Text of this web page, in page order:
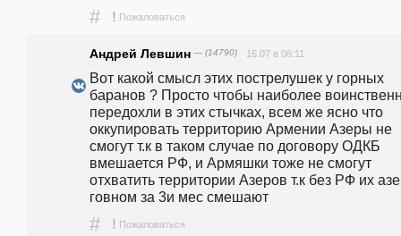
# ! Пожаловаться
Андрей Левшин — (14790) 16.07 в 06:11
Вот какой смысл этих пострелушек у горных
баранов ? Просто чтобы наиболее
передохли в этих стычках, всем же ясно что
оккупировать территорию Армении Азеры не
смогут т.к в таком случае по договору ОДКБ
вмешается РФ, и Армяшки тоже не смогут
отхватить территории Азеров т.к без РФ их
говном за 3и мес смешают
# ! Пожаловаться